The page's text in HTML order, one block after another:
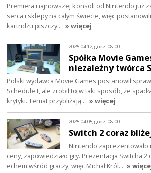
Premiera najnowszej konsoli od Nintendo już
serca i sklepy na całym świecie, więc
kartridżu piszczy… » więcej
2025-04-12, godz. 08:00
Spółka Movie
niezależny twórca
Polski wydawca Movie Games postanowił
Schedule I, ale zrobił to w taki sposób, że
krytyki. Temat przybliżają… » więcej
2025-04-05, godz. 08:00
Switch 2 coraz
Nintendo zaprezentowało
ceny, zapowiedziało gry. Prezentacja Switcha 2
echem wśród graczy, więc Michał Król… »